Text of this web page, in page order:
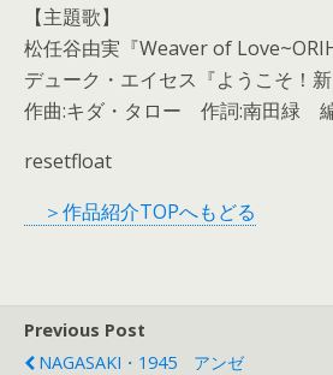
【主題歌】
松任谷由実『Weaver of
デューク・エイセス『ようこそ！新
作曲:キダ・タロー 作詞:南田緑
resetfloat
＞作品紹介TOPへもどる
Previous Post
NAGASAKI・1945 アンゼ